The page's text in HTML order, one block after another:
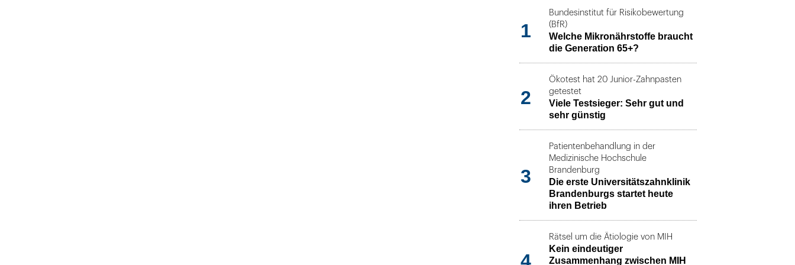
1
Bundesinstitut für Risikobewertung
(BfR)
Welche Mikronährstoffe braucht
die Generation 65+?
2
Ökotest hat 20 Junior-Zahnpasten
getestet
Viele Testsieger: Sehr gut und
sehr günstig
3
Patientenbehandlung in der
Medizinische Hochschule
Brandenburg
Die erste Universitätszahnklinik
Brandenburgs startet heute
ihren Betrieb
4
Rätsel um die Ätiologie von MIH
Kein eindeutiger
Zusammenhang zwischen MIH